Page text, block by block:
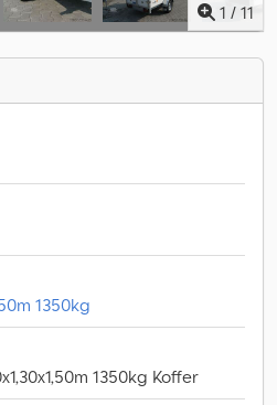
1 / 11
1350kg
1350kg Koffer